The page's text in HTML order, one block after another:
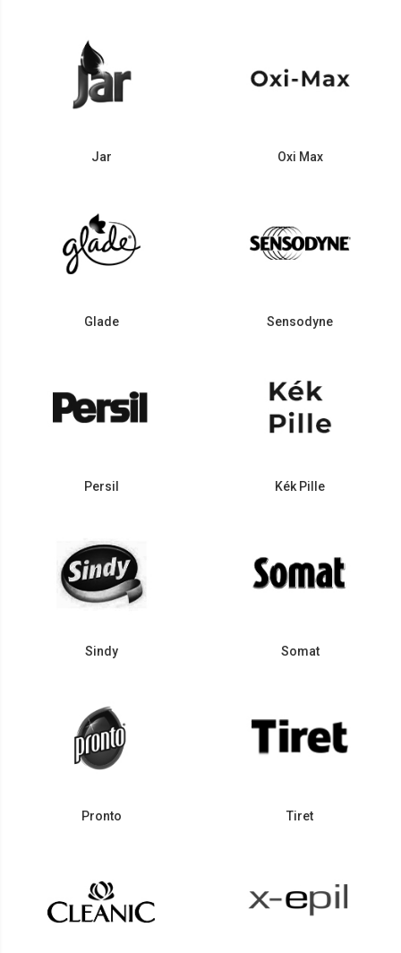
Jar Oxi Max
Glade Sensodyne
Persil Kék Pille
Sindy Somat
Pronto Tiret